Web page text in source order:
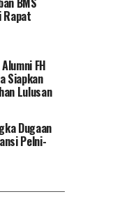
Rapat
FH
Siapkan
Lulusan
Dugaan
Pelni-